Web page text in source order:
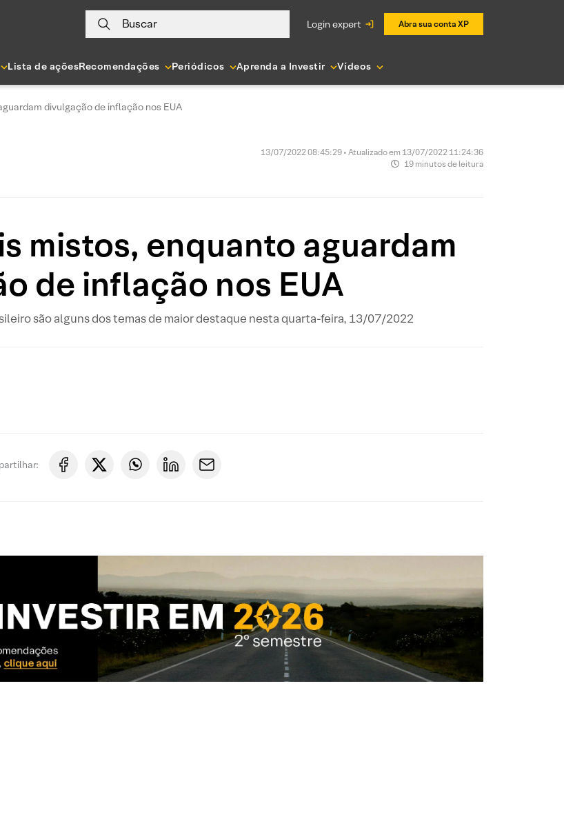
Buscar login expert Abra sua conta XP
Lista de açõesRecomendações Periódicos Aprenda a Investir Vídeos
divulgação de inflação nos EUA
13/07/2022 08:45:29 • Atualizado em 13/07/2022 11:24:36
19 minutos de leitura
mistos, enquanto aguardam
de inflação nos EUA
são alguns dos temas de maior destaque nesta quarta-feira, 13/07/2022